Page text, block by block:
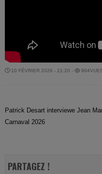
10 FÉVRIER 2026 - 21:20 -
Patrick Desart interviewe Jean
Carnaval 2026
PARTAGEZ !